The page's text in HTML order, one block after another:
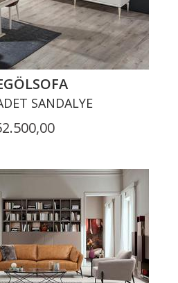
SANDALYE